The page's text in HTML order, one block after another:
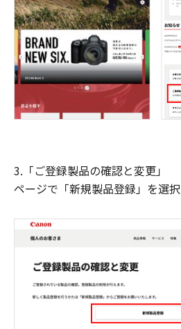
3.「ご登録製品の確認と変更」
ページで「新規製品登録」を選択